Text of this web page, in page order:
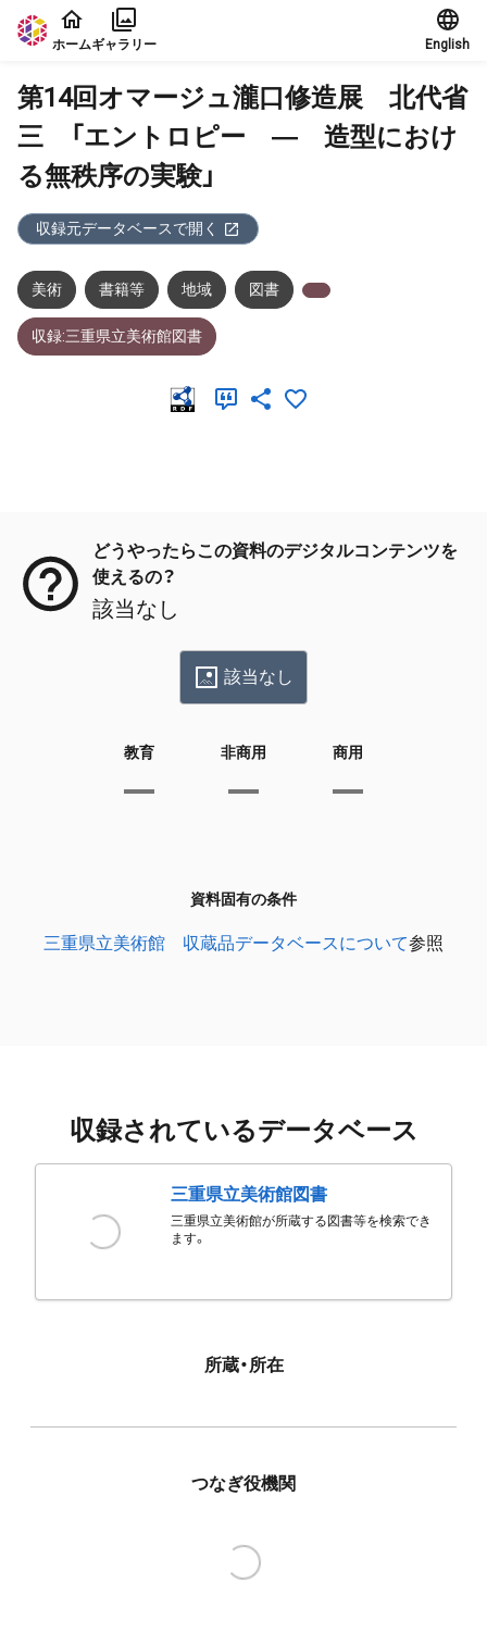
本文に飛ぶ
ホームギャラリー English
第14回オマージュ瀧口修造展 北代省
三 「エントロピー ― 造型におけ
る無秩序の実験」
収録元データベースで開く
美術 書籍等 地域 図書
収録:三重県立美術館図書
どうやったらこの資料のデジタルコンテンツを
使えるの？
該当なし
該当なし
教育 非商用 商用
資料固有の条件
三重県立美術館 収蔵品データベースについて参照
収録されているデータベース
三重県立美術館図書
三重県立美術館が所蔵する図書等を検索でき
ます。
所蔵・所在
つなぎ役機関